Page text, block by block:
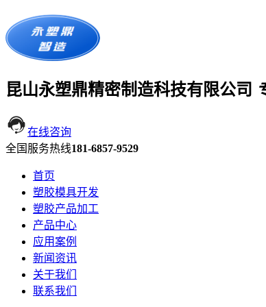
昆山永塑鼎精密制造科技有限公司
在线咨询
全国服务热线181-6857-9529
首页
塑胶模具开发
塑胶产品加工
产品中心
应用案例
新闻资讯
关于我们
联系我们